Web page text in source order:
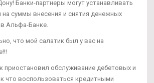
Банки-партнеры могут устанавливать
суммы внесения и снятия денежных
Альфа-Банке.
что мой салатик был у вас на
приостановил обслуживание дебетовых и
что воспользоваться кредитными